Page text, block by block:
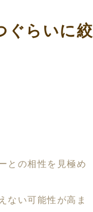
ぐらいに絞
との相性を見極め
ない可能性が高ま